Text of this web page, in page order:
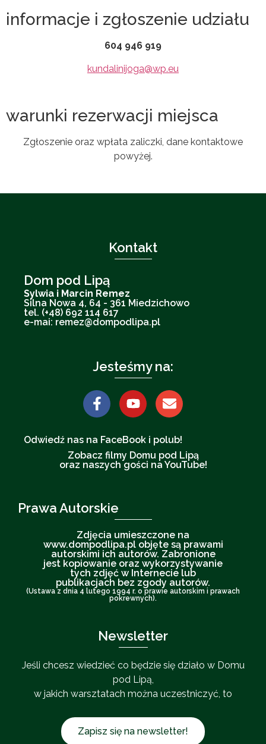
informacje i zgłoszenie udziału
604 946 919
kundalinijoga@wp.eu
warunki rezerwacji miejsca
Zgłoszenie oraz wpłata zaliczki, dane kontaktowe
powyżej.
Kontakt
Dom pod Lipą
Sylwia i Marcin Remez
Silna Nowa 4, 64 - 361 Miedzichowo
tel. (+48) 692 114 617
e-mai: remez@dompodlipa.pl
Jesteśmy na:
Odwiedź nas na FaceBook i polub!
Zobacz filmy Domu pod Lipą
oraz naszych gości na YouTube!
Prawa Autorskie
Zdjęcia umieszczone na
www.dompodlipa.pl objęte są prawami
autorskimi ich autorów. Zabronione
jest kopiowanie oraz wykorzystywanie
tych zdjęć w Internecie lub
publikacjach bez zgody autorów.
(Ustawa z dnia 4 lutego 1994 r. o prawie autorskim i prawach
pokrewnych).
Newsletter
Jeśli chcesz wiedzieć co będzie się działo w Domu
pod Lipą,
w jakich warsztatach można uczestniczyć, to
Zapisz się na newsletter!